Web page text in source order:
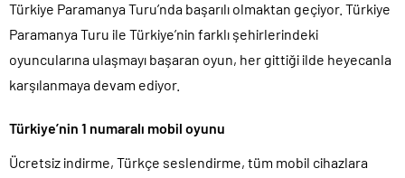
Türkiye Paramanya Turu’nda başarılı olmaktan geçiyor. Türkiye
Paramanya Turu ile Türkiye’nin farklı şehirlerindeki
oyuncularına ulaşmayı başaran oyun, her gittiği ilde heyecanla
karşılanmaya devam ediyor.
Türkiye’nin 1 numaralı mobil oyunu
Ücretsiz indirme, Türkçe seslendirme, tüm mobil cihazlara